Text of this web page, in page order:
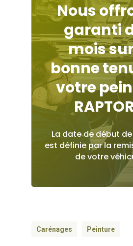
Nous
garanti
mois
bonne
votre
La datede début de
est définie parla
devotre
Carénages Peinture